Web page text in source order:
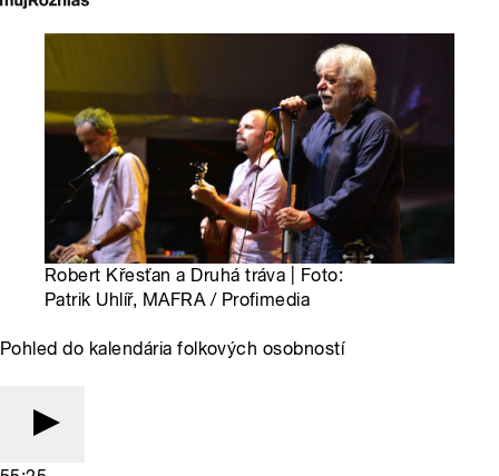
Robert Křesťan a Druhá tráva | Foto:
Patrik Uhlíř, MAFRA / Profimedia
Pohled do kalendária folkových osobností